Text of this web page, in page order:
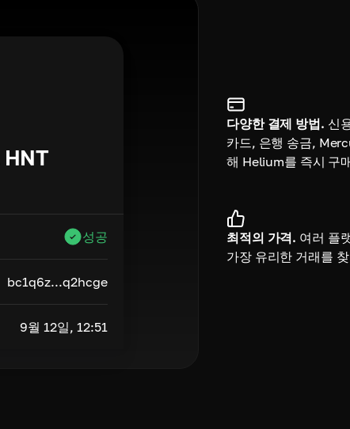
HNT
성공
bc1q6z...q2hcge
9월 12일, 12:51
다양한 결제 방법. 신
카드, 은행 송금,
해 Helium를 즉시 구
최적의 가격. 여러 플
가장 유리한 거래를